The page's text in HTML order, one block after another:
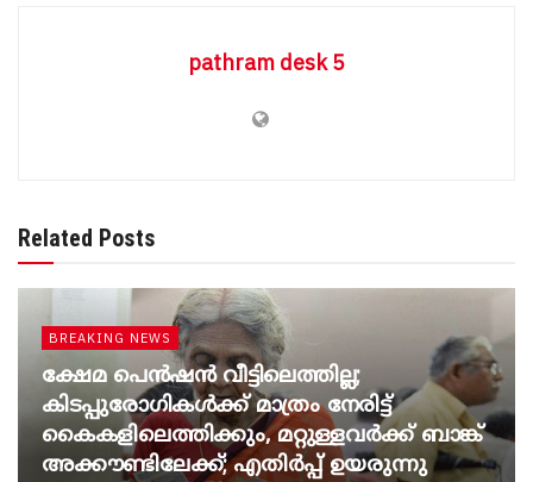
pathram desk 5
Related Posts
BREAKING NEWS
ക്ഷേമ പെൻഷൻ വീട്ടിലെത്തില്ല;
കിടപ്പുരോഗികൾക്ക് മാത്രം നേരിട്ട്
കൈകളിലെത്തിക്കും, മറ്റുള്ളവർക്ക് ബാങ്ക്
അക്കൗണ്ടിലേക്ക്; എതിർപ്പ് ഉയരുന്നു